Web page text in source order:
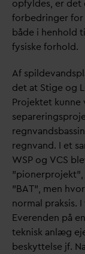
opfyldes, er
forbedringer for
både i henhold
fysiske forhold.
Af spildev
det at Stige og
Projektet
regnv
regnvand. I et
WSP og VCS
”BAT”, men
normal praksis.
Everenden på
teknisk anlæg
beskyttelse jf.